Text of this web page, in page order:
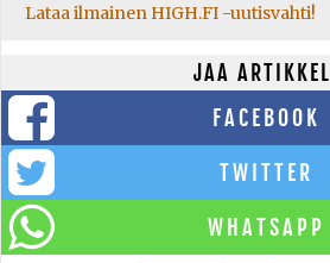
Lataa ilmainen HIGH.FI -uutisvahti!
JAA ARTIKKELI
FACEBOOK
TWITTER
WHATSAPP